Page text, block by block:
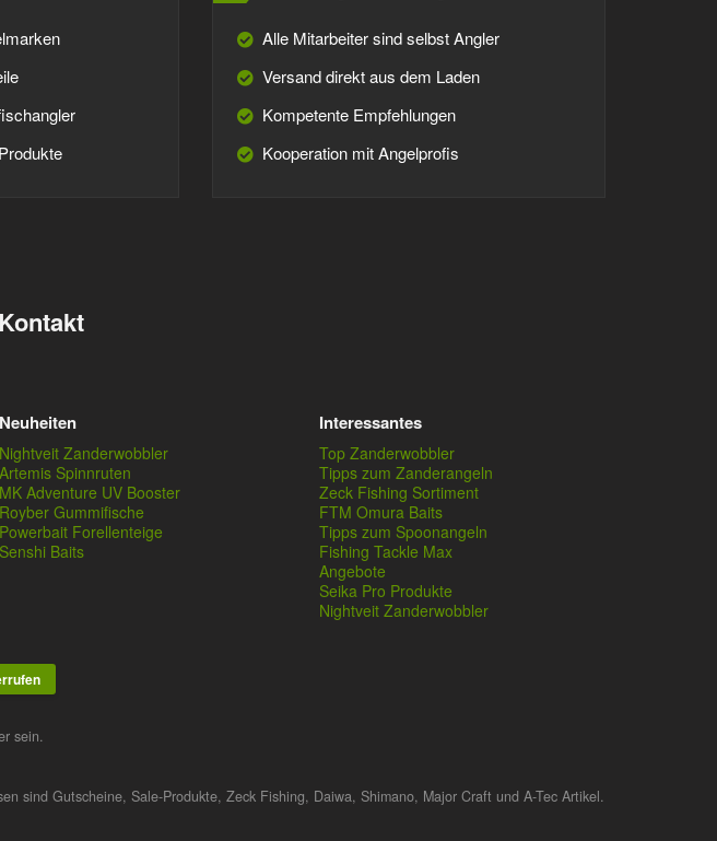
Alle Mitarbeiter sind selbst Angler
Versand direkt aus dem Laden
Kompetente Empfehlungen
Kooperation mit Angelprofis
Neuheiten
Nightveit Zanderwobbler
Artemis Spinnruten
MK Adventure UV Booster
Royber Gummifische
Powerbait Forellenteige
Senshi Baits
Interessantes
Top Zanderwobbler
Tipps zum Zanderangeln
Zeck Fishing Sortiment
FTM Omura Baits
Tipps zum Spoonangeln
Fishing Tackle Max
Angebote
Seika Pro Produkte
Nightveit Zanderwobbler
sein.
sind Gutscheine, Sale-Produkte, Zeck Fishing, Daiwa, Shimano, Major Craft und A-Tec Artikel.